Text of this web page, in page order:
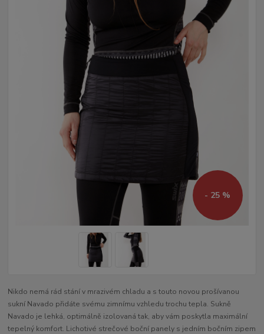
- 25 %
Nikdo nemá rád stání v mrazivém chladu a s touto novou prošívanou
sukní Navado přidáte svému zimnímu vzhledu trochu tepla. Sukně
Navado je lehká, optimálně izolovaná tak, aby vám poskytla maximální
tepelný komfort. Lichotivé strečové boční panely s jedním bočním zipem